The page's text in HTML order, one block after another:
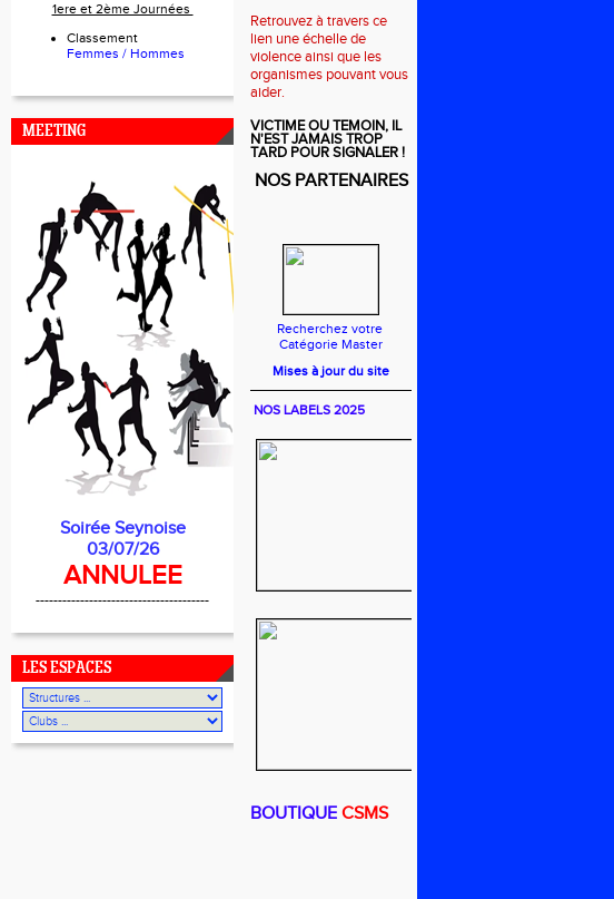
1ere et 2ème Journées
Classement
Femmes / Hommes
MEETING
Soirée Seynoise
03/07/26
ANNULEE
---------------------------------------
LES ESPACES
Retrouvez à travers ce
lien une échelle de
violence ainsi que les
organismes pouvant vous
aider.
VICTIME OU TEMOIN, IL
N'EST JAMAIS TROP
TARD POUR SIGNALER !
NOS PARTENAIRES
Recherchez votre
Catégorie Master
Mises à jour du site
NOS LABELS 2025
BOUTIQUE CSMS